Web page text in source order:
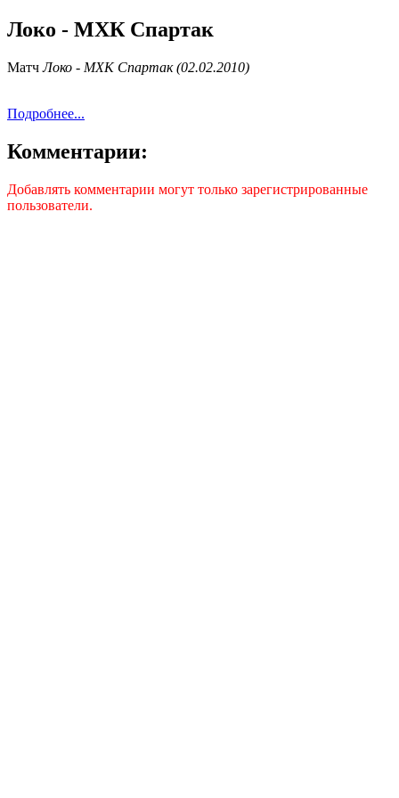
Локо - МХК Спартак
МатчЛоко - МХК Спартак (02.02.2010)
Подробнее...
Комментарии:
Добавлять комментарии могут только зарегистрированные
пользователи.